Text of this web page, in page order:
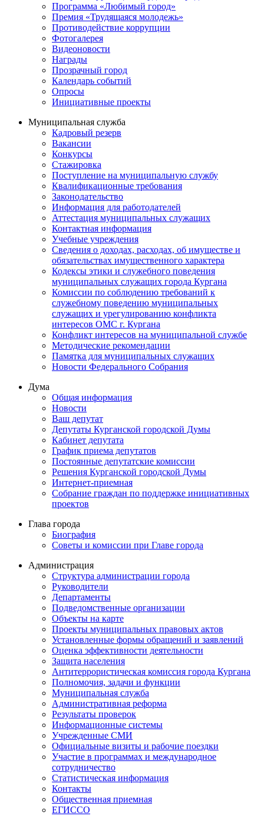
Программа «Любимый город»
Премия «Трудящаяся молодежь»
Противодействие коррупции
Фотогалерея
Видеоновости
Награды
Прозрачный город
Календарь событий
Опросы
Инициативные проекты
Муниципальная служба
Кадровый резерв
Вакансии
Конкурсы
Стажировка
Поступление на муниципальную службу
Квалификационные требования
Законодательство
Информация для работодателей
Аттестация муниципальных служащих
Контактная информация
Учебные учреждения
Сведения о доходах, расходах, об имуществе и
обязательствах имущественного характера
Кодексы этики и служебного поведения
муниципальных служащих города Кургана
Комиссии по соблюдению требований к
служебному поведению муниципальных
служащих и урегулированию конфликта
интересов ОМС г. Кургана
Конфликт интересов на муниципальной службе
Методические рекомендации
Памятка для муниципальных служащих
Новости Федерального Cобрания
Дума
Общая информация
Новости
Ваш депутат
Депутаты Курганской городской Думы
Кабинет депутата
График приема депутатов
Постоянные депутатские комиссии
Решения Курганской городской Думы
Интернет-приемная
Собрание граждан по поддержке инициативных
проектов
Глава города
Биография
Советы и комиссии при Главе города
Администрация
Структура администрации города
Руководители
Департаменты
Подведомственные организации
Объекты на карте
Проекты муниципальных правовых актов
Установленные формы обращений и заявлений
Оценка эффективности деятельности
Защита населения
Антитеррористическая комиссия города Кургана
Полномочия, задачи и функции
Муниципальная служба
Административная реформа
Результаты проверок
Информационные системы
Учрежденные СМИ
Официальные визиты и рабочие поездки
Участие в программах и международное
сотрудничество
Статистическая информация
Контакты
Общественная приемная
ЕГИССО